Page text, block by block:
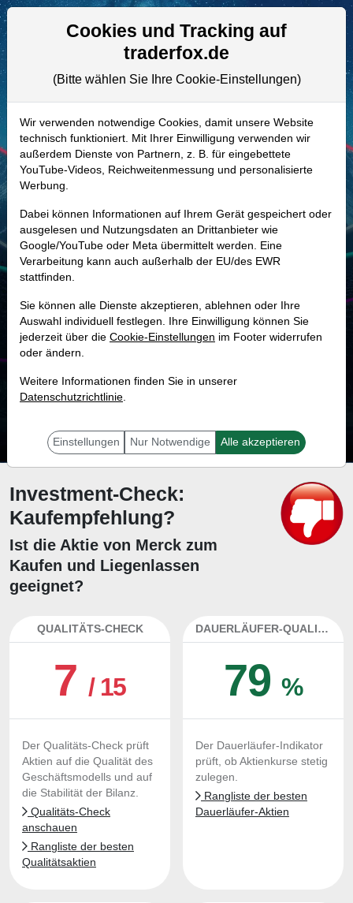
Aktien- und Artikelsuche
659990 | MRK–Merck Aktie
Realtime-Aktienkurs:
-
-
Marktkapitalisierung 62,52 Mrd. EUR
Unternehmenswert 70,79 Mrd. EUR
MONKEY-TRADER INDIKATOR
75.4 %
Mit 75.4 % Wahrscheinlichkeit wird selbst der unglücklichst agierende Trader
Investment-Check:
Kaufempfehlung?
Ist die Aktie von Merck zum
Kaufen und Liegenlassen
geeignet?
QUALITÄTS-CHECK
7/ 15
Der Qualitäts-Check prüft
Aktien auf die Qualität des
Geschäftsmodells und auf
die Stabilität der Bilanz.
Qualitäts-Check
anschauen
Rangliste der besten
Qualitätsaktien
DAUERLÄUFER-QUALITÄTEN
79%
Der Dauerläufer-Indikator
prüft, ob Aktienkurse stetig
zulegen.
Rangliste der besten
Dauerläufer-Aktien
Cookies und Tracking auf
traderfox.de
(Bitte wählen Sie Ihre Cookie-Einstellungen)
Wir verwenden notwendige Cookies, damit unsere Website
technisch funktioniert. Mit Ihrer Einwilligung verwenden wir
außerdem Dienste von Partnern, z. B. für eingebettete
YouTube-Videos, Reichweitenmessung und personalisierte
Werbung.
Dabei können Informationen auf Ihrem Gerät gespeichert oder
ausgelesen und Nutzungsdaten an Drittanbieter wie
Google/YouTube oder Meta übermittelt werden. Eine
Verarbeitung kann auch außerhalb der EU/des EWR
stattfinden.
Sie können alle Dienste akzeptieren, ablehnen oder Ihre
Auswahl individuell festlegen. Ihre Einwilligung können Sie
jederzeit über die Cookie-Einstellungen im Footer widerrufen
oder ändern.
Weitere Informationen finden Sie in unserer
Datenschutzrichtlinie.
Einstellungen Nur Notwendige Alle akzeptieren